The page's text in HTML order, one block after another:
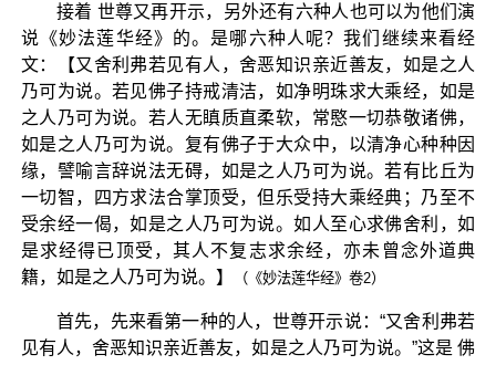
接着 世尊又再开示，另外还有六种人也可以为他们演
说《妙法莲华经》的。是哪六种人呢？我们继续来看经
文：【又舍利弗若见有人，舍恶知识亲近善友，如是之人
乃可为说。若见佛子持戒清洁，如净明珠求大乘经，如是
之人乃可为说。若人无瞋质直柔软，常愍一切恭敬诸佛，
如是之人乃可为说。复有佛子于大众中，以清净心种种因
缘，譬喻言辞说法无碍，如是之人乃可为说。若有比丘为
一切智，四方求法合掌顶受，但乐受持大乘经典；乃至不
受余经一偈，如是之人乃可为说。如人至心求佛舍利，如
是求经得已顶受，其人不复志求余经，亦未曾念外道典
籍，如是之人乃可为说。】
（《妙法莲华经》卷2）
首先，先来看第一种的人，世尊开示说：“又舍利弗若
见有人，舍恶知识亲近善友，如是之人乃可为说。”这是 佛